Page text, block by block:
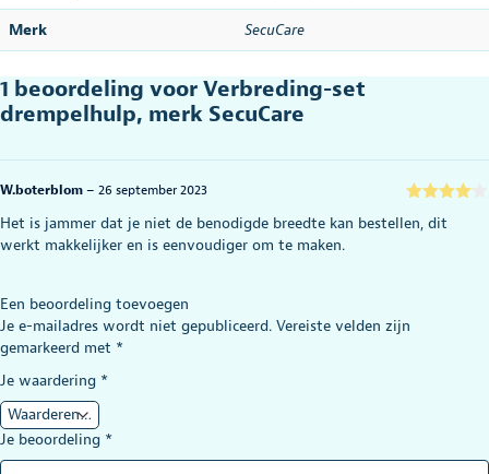
Merk SecuCare
1 beoordeling voor Verbreding-set
drempelhulp, merk SecuCare
erd4uit
W.boterblom – 26 september 2023
Het is jammer dat je niet de benodigde breedte kan bestellen, dit
werkt makkelijker en is eenvoudiger om te maken.
Een beoordeling toevoegen
Je e-mailadres wordt niet gepubliceerd. Vereiste velden zijn
gemarkeerd met *
Je waardering *
Je beoordeling *